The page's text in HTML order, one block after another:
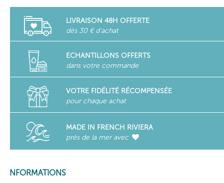
LIVRAISON 48H OFFERTE
dès 30 € d'achat
ECHANTILLONS OFFERTS
dans votre commande
VOTRE FIDÉLITÉ RÉCOMPENSÉE
pour chaque achat
MADE IN FRENCH RIVIERA
près de la mer avec
INFORMATIONS